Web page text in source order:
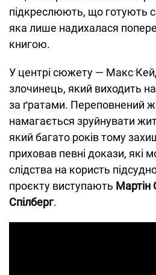
підкреслюють, що готують
яка лише надихалася
книгою.
У центрі сюжету — Макс
злочинець, який виходить
за ґратами. Переповнений
намагається зруйнувати
який багато років тому
приховав певні докази, які
слідства на користь
проєкту виступають Мартін
Спілберг.